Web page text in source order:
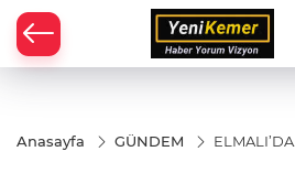
Anasayfa GÜNDEM
ELMALI’DA